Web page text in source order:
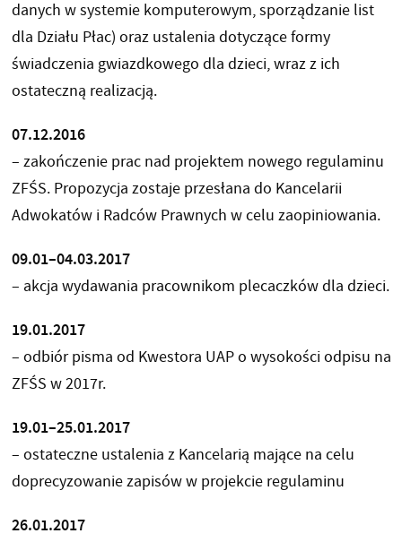
danych w systemie komputerowym, sporządzanie list
dla Działu Płac) oraz ustalenia dotyczące formy
świadczenia gwiazdkowego dla dzieci, wraz z ich
ostateczną realizacją.
07.12.2016
– zakończenie prac nad projektem nowego regulaminu
ZFŚS. Propozycja zostaje przesłana do Kancelarii
Adwokatów i Radców Prawnych w celu zaopiniowania.
09.01–04.03.2017
– akcja wydawania pracownikom plecaczków dla dzieci.
19.01.2017
– odbiór pisma od Kwestora UAP o wysokości odpisu na
ZFŚS w 2017r.
19.01–25.01.2017
– ostateczne ustalenia z Kancelarią mające na celu
doprecyzowanie zapisów w projekcie regulaminu
26.01.2017